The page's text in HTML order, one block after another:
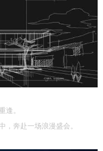
逢。
，奔赴一场浪漫盛会。